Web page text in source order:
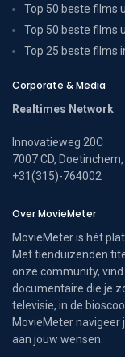
Top 50 beste films
Top 50 beste films
Top 25 beste films
Corporate & Media
Realtimes Network
Innovatieweg 20C
7007 CD,
+31(315)-764002
Over MovieMeter
MovieMeter is hét
Met tienduizenden
onze community,
documentaire die je
televisie, in de
MovieMeter navigeer
aan jouw wensen.